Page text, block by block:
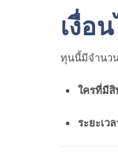
เงื่อ
ทุนนี้มีจำนว
ใครที่มีสิ
ระยะเว